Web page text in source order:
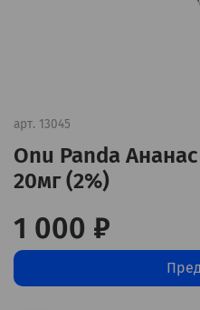
арт. 13045
Onu Panda
20мг (2%)
1 000 ₽